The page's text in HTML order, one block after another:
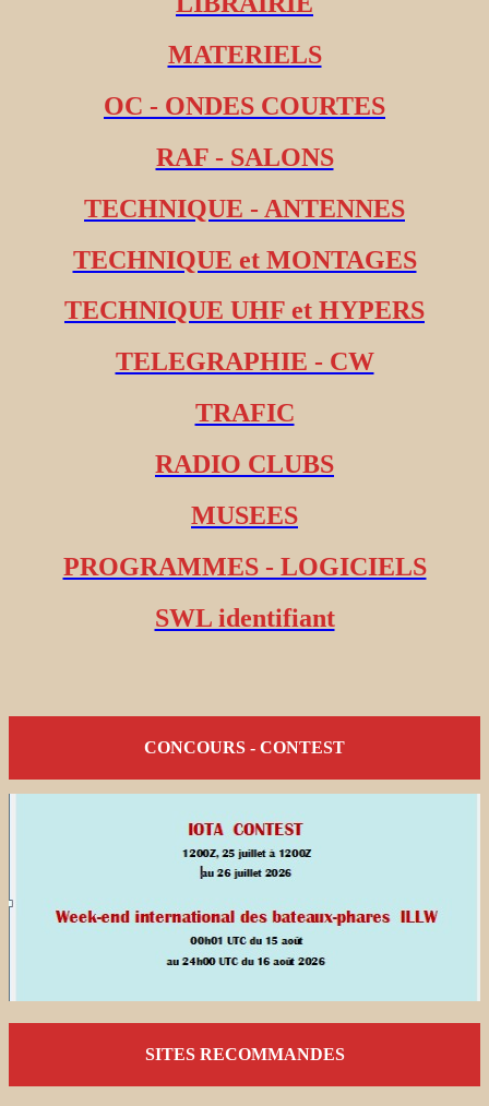
MATERIELS
OC - ONDES COURTES
RAF - SALONS
TECHNIQUE - ANTENNES
TECHNIQUE et MONTAGES
TECHNIQUE UHF et HYPERS
TELEGRAPHIE - CW
TRAFIC
RADIO CLUBS
MUSEES
PROGRAMMES - LOGICIELS
SWL identifiant
CONCOURS - CONTEST
SITES RECOMMANDES